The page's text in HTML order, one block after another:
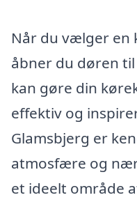
Når du vælger en
åbner du døren
kan gøre din
effektiv og
Glamsbjerg er
atmosfære og
et ideelt område